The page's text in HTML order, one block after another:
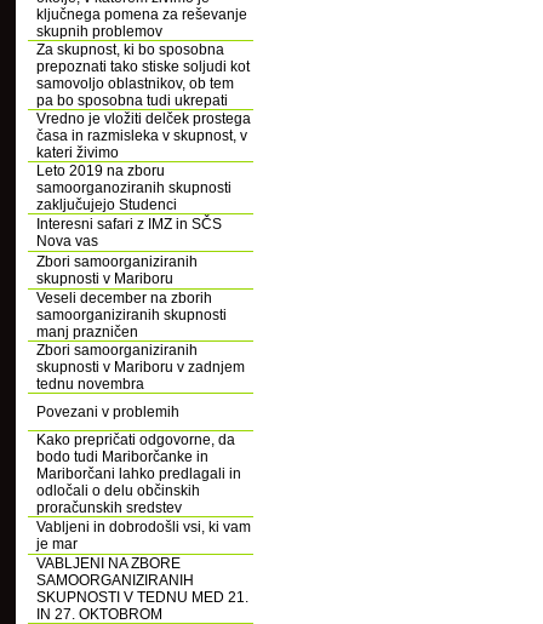
ključnega pomena za reševanje
skupnih problemov
Za skupnost, ki bo sposobna
prepoznati tako stiske soljudi kot
samovoljo oblastnikov, ob tem
pa bo sposobna tudi ukrepati
Vredno je vložiti delček prostega
časa in razmisleka v skupnost, v
kateri živimo
Leto 2019 na zboru
samoorganoziranih skupnosti
zaključujejo Studenci
Interesni safari z IMZ in SČS
Nova vas
Zbori samoorganiziranih
skupnosti v Mariboru
Veseli december na zborih
samoorganiziranih skupnosti
manj prazničen
Zbori samoorganiziranih
skupnosti v Mariboru v zadnjem
tednu novembra
Povezani v problemih
Kako prepričati odgovorne, da
bodo tudi Mariborčanke in
Mariborčani lahko predlagali in
odločali o delu občinskih
proračunskih sredstev
Vabljeni in dobrodošli vsi, ki vam
je mar
VABLJENI NA ZBORE
SAMOORGANIZIRANIH
SKUPNOSTI V TEDNU MED 21.
IN 27. OKTOBROM